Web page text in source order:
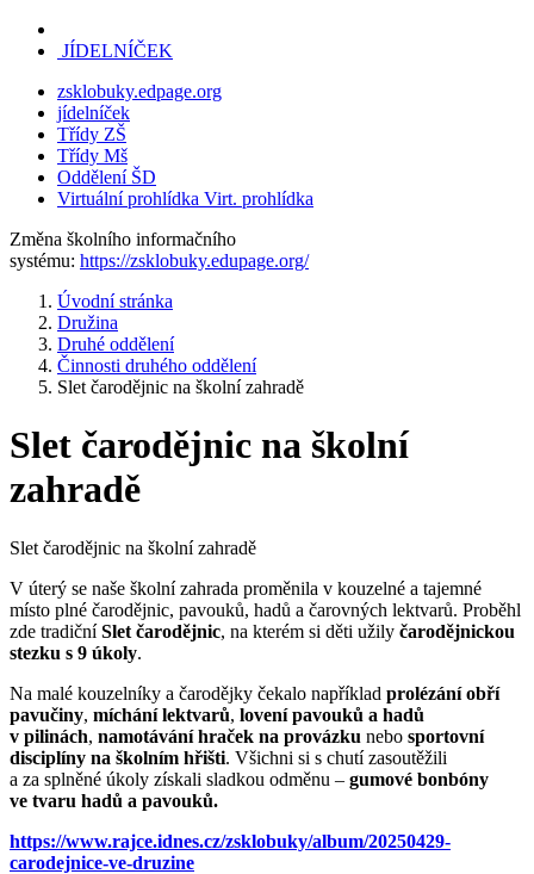
JÍDELNÍČEK
zsklobuky.edpage.org
jídelníček
Třídy ZŠ
Třídy Mš
Oddělení ŠD
Virtuální prohlídka Virt. prohlídka
Změna školního informačního
systému: https://zsklobuky.edupage.org/
Úvodní stránka
Družina
Druhé oddělení
Činnosti druhého oddělení
Slet čarodějnic na školní zahradě
Slet čarodějnic na školní
zahradě
Slet čarodějnic na školní zahradě
V úterý se naše školní zahrada proměnila v kouzelné a tajemné
místo plné čarodějnic, pavouků, hadů a čarovných lektvarů. Proběhl
zde tradičníSlet čarodějnic, na kterém si děti užily čarodějnickou
stezku s 9 úkoly.
Na malé kouzelníky a čarodějky čekalo například prolézání obří
pavučiny, míchání lektvarů, lovení pavouků a hadů
v pilinách, namotávání hraček na provázku nebo sportovní
disciplíny na školním hřišti. Všichni si s chutí zasoutěžili
a za splněné úkoly získali sladkou odměnu – gumové bonbóny
ve tvaru hadů a pavouků.
https://www.rajce.idnes.cz/zsklobuky/album/20250429-
carodejnice-ve-druzine